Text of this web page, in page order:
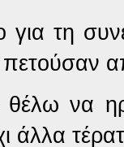
για τη
πετούσαν
θέλω να